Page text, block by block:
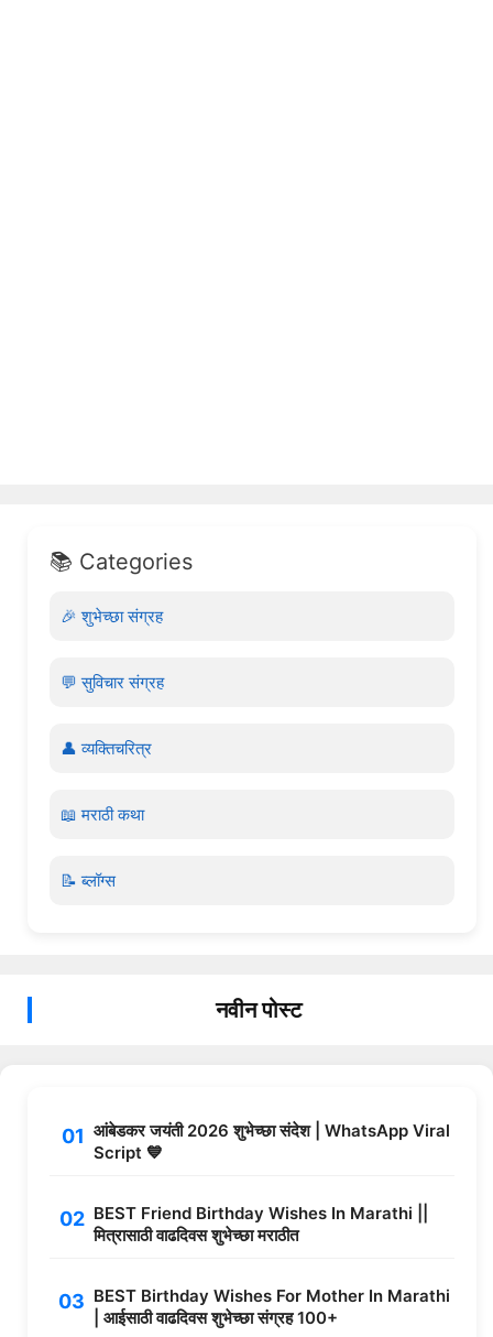
📚 Categories
🎉 शुभेच्छा संग्रह
💬 सुविचार संग्रह
👤 व्यक्तिचरित्र
📖 मराठी कथा
📝 ब्लॉग्स
नवीन पोस्ट
आंबेडकर जयंती 2026 शुभेच्छा संदेश | WhatsApp Viral
Script 💙
BEST Friend Birthday Wishes In Marathi ||
मित्रासाठी वाढदिवस शुभेच्छा मराठीत
BEST Birthday Wishes For Mother In Marathi
| आईसाठी वाढदिवस शुभेच्छा संग्रह 100+